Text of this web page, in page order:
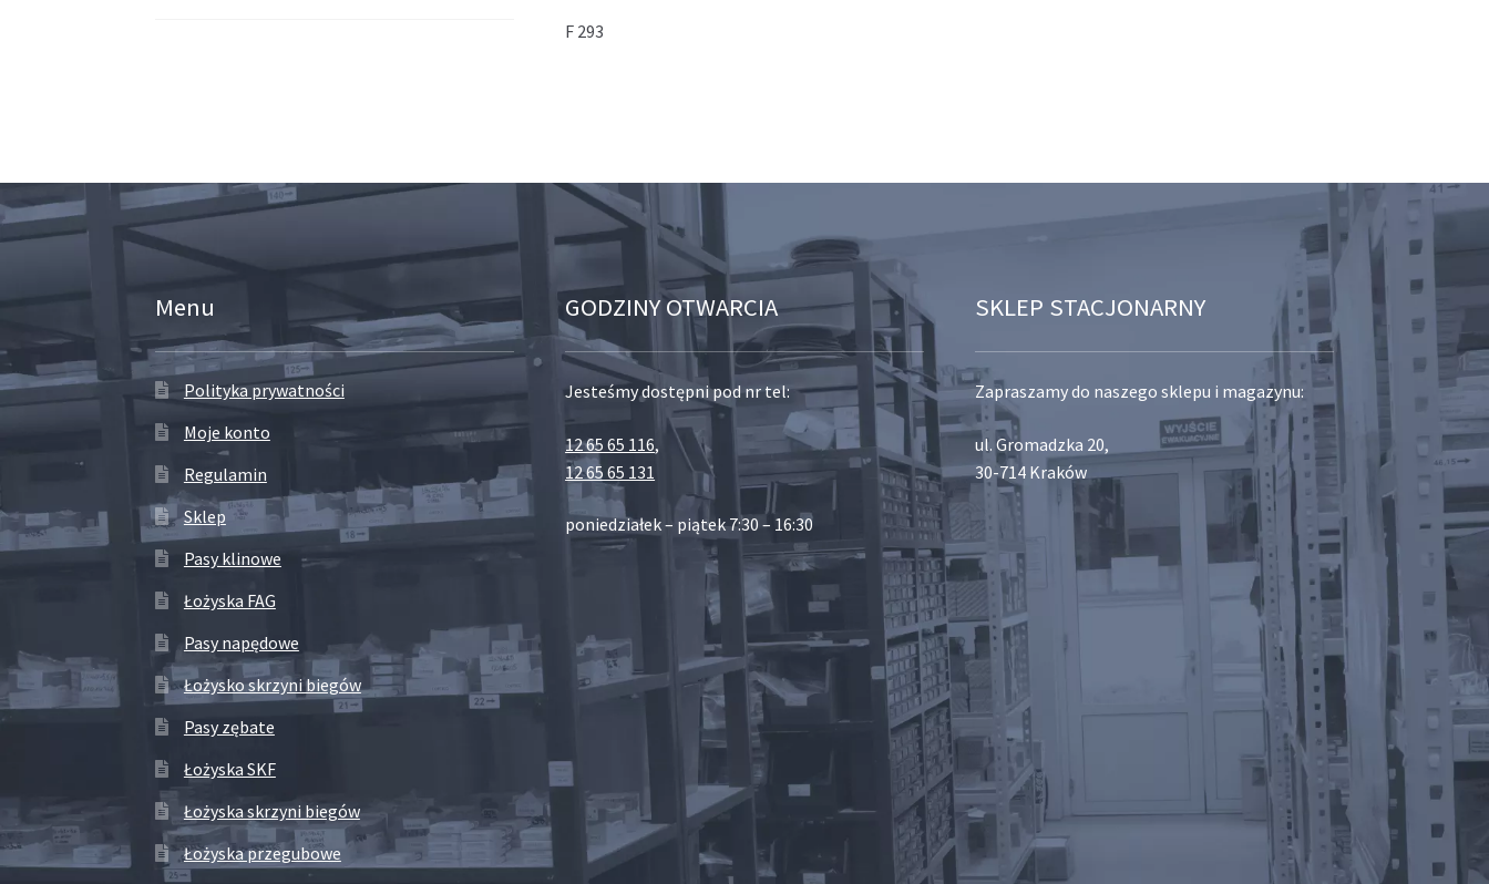
F 293
Menu
Polityka prywatności
Moje konto
Regulamin
Sklep
Pasy klinowe
Łożyska FAG
Pasy napędowe
Łożysko skrzyni biegów
Pasy zębate
Łożyska SKF
Łożyska skrzyni biegów
Łożyska przegubowe
GODZINY OTWARCIA
Jesteśmy dostępni pod nr tel:
12 65 65 116,
12 65 65 131
poniedziałek – piątek 7:30 – 16:30
SKLEP STACJONARNY
Zapraszamy do naszego sklepu i magazynu:
ul. Gromadzka 20,
30-714 Kraków